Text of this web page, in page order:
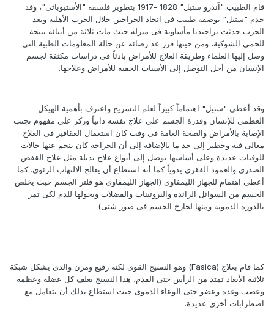
قام الطبيب "آندرو ستيل" 1828 -1917 بتطوير فلسفة "الأستيوباثى"، وقد
خدم "ستيل" بوصفه طبيب فى اتحاد الجراحين خلال الحرب الأهلية وبعد
الحرب حدثت تراجيديا مأساوية فى منزله حيث مات ثلاثة من أبنائه نتيجة
للحمى الشوكية، ومن حينها قرر عد رضائه عن حالة المعلومات الطبية التى
وصل إليها العلماء وطريقة العلاج للأمراض بادئاً فى دراسات مكثفة لجسم
الإنسان من أجل التوصل إلى الأسباب الخفية للأمراض وعلاجها.
وقد أعطى "ستيل" اهتماماً كبيراً لعلم التشريح واعترف بأهمية الهيكل
العظمى للإنسان وقدرة الجسم على علاج نفسه ذاتياً وركز على مفهوم تجنب
الإصابة بالأمراض والصحة العامة فى وقت كان استعمال العقاقير فى العلاج
مغالى فيه وخطير إلى حد ما بالإضافة إلى أن الجراحة كان ينجم عنها حالات
للوفيات عديدة وعلى أساسها توصل إلى أنواع علاج بديلة مثل علاج القفص
الصدرى والعمود الفقرى يدوياً كما أنه استطاع أن يعالج الالتهاب الرئوى. كما
أعطى اهتمام للجهاز الليمفاوى (الجهاز الليمفاوى هو فلتر الجسم حيث يخلص
الجسم من السوائل الزائدة والبروتينات والفضلات ويحولها للدم لكى تمر
بالدورة الدموية ومنها لخارج الجسم فى صور شتى).
كما قام بعلاج (Fasica) وهو النسيج القوى لكنه رفيع ومرن والذى يشكل شبكة
ثلاثية الأبعاد تمتد من الرأس حتى القدم، هذا النسيج يغلف كل عضلة وعظمة
وعصب وغدة وعضو حتى الوعاء الدموى حيث استطاع بذلك أن يتعامل مع
اضطرابات أخرى عديدة.